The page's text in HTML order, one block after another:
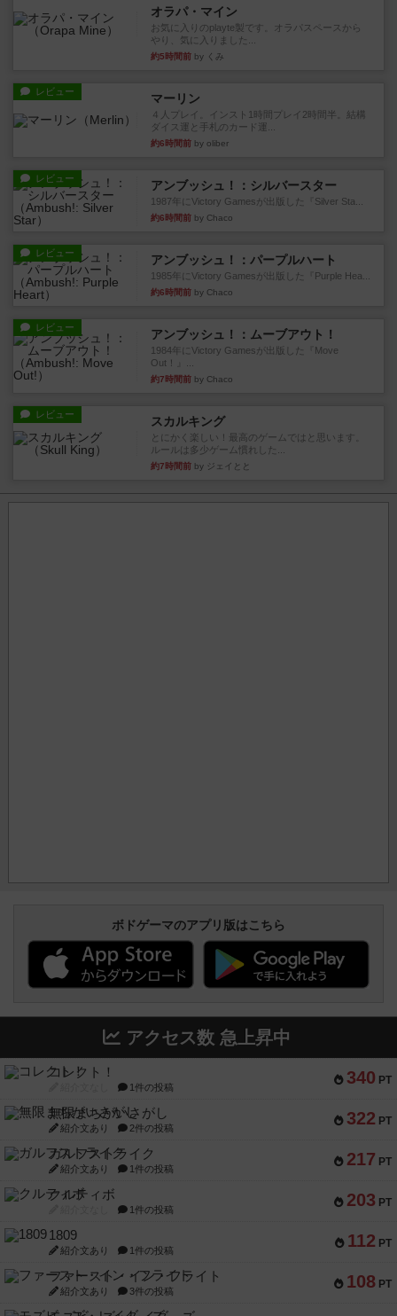
オラパ・マイン
お気に入りのplayte製です。オラパスペースから
やり、気に入りました...
約5時間前 by くみ
レビュー マーリン
４人プレイ。インスト1時間プレイ2時間半。結構
ダイス運と手札のカード運...
約6時間前 by oliber
レビュー アンブッシュ！：シルバースター
1987年にVictory Gamesが出版した『Silver Sta...
約6時間前 by Chaco
レビュー アンブッシュ！：パープルハート
1985年にVictory Gamesが出版した『Purple Hea...
約6時間前 by Chaco
レビュー アンブッシュ！：ムーブアウト！
1984年にVictory Gamesが出版した『Move
Out！』...
約7時間前 by Chaco
レビュー スカルキング
とにかく楽しい！最高のゲームではと思います。
ルールは多少ゲーム慣れした...
約7時間前 by ジェイとと
ボドゲーマのアプリ版はこちら
アクセス数 急上昇中
340 PT
コレクト！
1件の投稿
322 PT
無限まちがいさがし
紹介文あり 2件の投稿
217 PT
ガルフストライク
紹介文あり 1件の投稿
203 PT
クルティボ
1件の投稿
112 PT
1809
紹介文あり 1件の投稿
108 PT
ファースト・イン・フライト
紹介文あり 3件の投稿